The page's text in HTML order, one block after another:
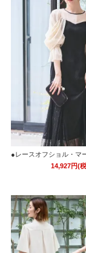
●レースオフショル・マ
ンピースドレス「U1404
14,927円(